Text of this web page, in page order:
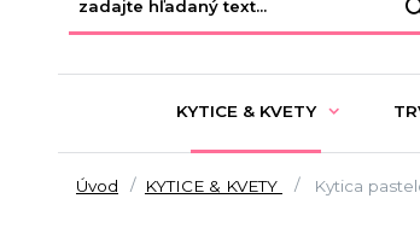
KYTICE & KVETY
Úvod KYTICE & KVETY Kytica